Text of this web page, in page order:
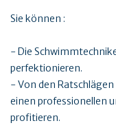
Sie können :
- Die
perfektionieren.
- Von den
einen professionellen
profitieren.